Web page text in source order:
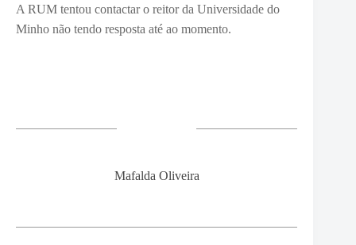
A RUM tentou contactar o reitor da Universidade do
Minho não tendo resposta até ao momento.
Mafalda Oliveira